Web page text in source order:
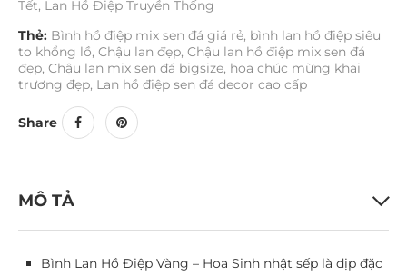
Tết, Lan Hồ Điệp Truyền Thống
Thẻ: Bình hồ điệp mix sen đá giá rẻ, bình lan hồ điệp siêu
to khổng lồ, Chậu lan đẹp, Chậu lan hồ điệp mix sen đá
đẹp, Chậu lan mix sen đá bigsize, hoa chúc mừng khai
trương đẹp, Lan hồ điệp sen đá decor cao cấp
Share
MÔ TẢ
Bình Lan Hồ Điệp Vàng – Hoa Sinh nhật sếp là dịp đặc